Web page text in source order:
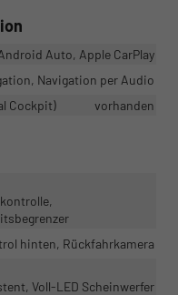
Auto, Apple CarPlay
Navigation per Audio
Cockpit)
vorhanden
hinten, Rückfahrkamera
Voll-LED Scheinwerfer